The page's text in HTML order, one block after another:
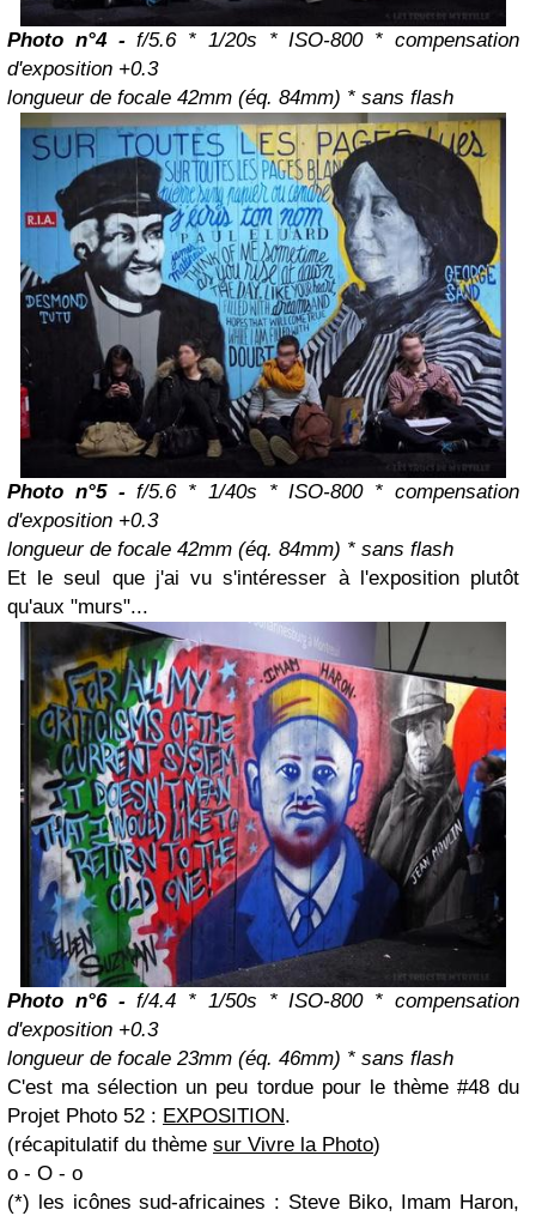
Photo n°4 - f/5.6 * 1/20s * ISO-800 * compensation
d'exposition +0.3
longueur de focale 42mm (éq. 84mm) * sans flash
Photo n°5 - f/5.6 * 1/40s * ISO-800 * compensation
d'exposition +0.3
longueur de focale 42mm (éq. 84mm) * sans flash
Et le seul que j'ai vu s'intéresser à l'exposition plutôt
qu'aux "murs"...
Photo n°6 - f/4.4 * 1/50s * ISO-800 * compensation
d'exposition +0.3
longueur de focale 23mm (éq. 46mm) * sans flash
C'est ma sélection un peu tordue pour le thème #48 du
Projet Photo 52 : EXPOSITION.
(récapitulatif du thème sur Vivre la Photo)
o - O - o
(*) les icônes sud-africaines : Steve Biko, Imam Haron,